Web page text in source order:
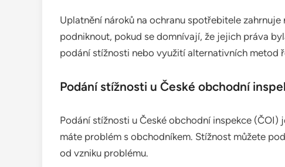
Uplatnění nároků na ochranu spotřebitele
podniknout, pokud se domnívají, že jejich práva
podání stížnosti nebo využití alternativních metod
Podání stížnosti u České obchodní
Podání stížnosti u České obchodní inspekce
máte problém s obchodníkem. Stížnost můžete
od vzniku problému.